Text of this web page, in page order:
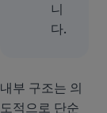
니
다.
내부 구조는 의
도적으로 단순